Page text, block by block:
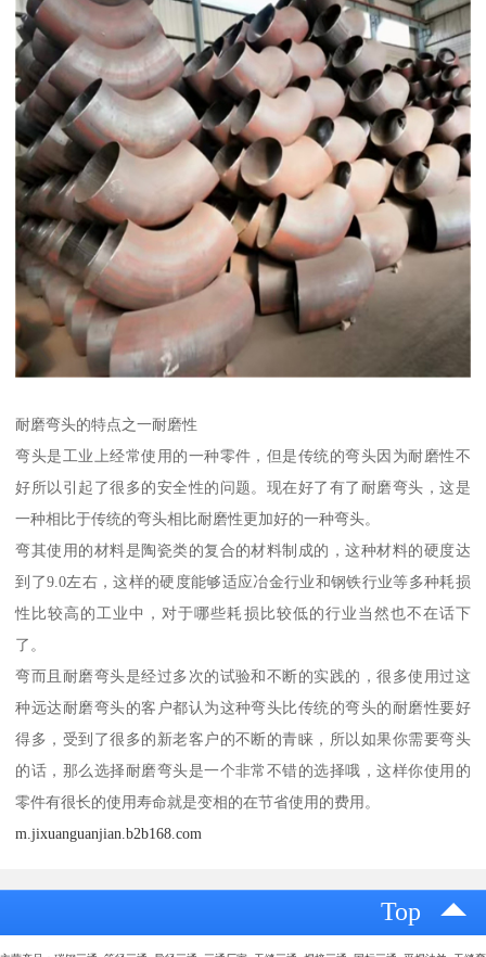
耐磨弯头的特点之一耐磨性
弯头是工业上经常使用的一种零件，但是传统的弯头因为耐磨性不
好所以引起了很多的安全性的问题。现在好了有了耐磨弯头，这是
一种相比于传统的弯头相比耐磨性更加好的一种弯头。
弯其使用的材料是陶瓷类的复合的材料制成的，这种材料的硬度达
到了9.0左右，这样的硬度能够适应冶金行业和钢铁行业等多种耗损
性比较高的工业中，对于哪些耗损比较低的行业当然也不在话下
了。
弯而且耐磨弯头是经过多次的试验和不断的实践的，很多使用过这
种远达耐磨弯头的客户都认为这种弯头比传统的弯头的耐磨性要好
得多，受到了很多的新老客户的不断的青睐，所以如果你需要弯头
的话，那么选择耐磨弯头是一个非常不错的选择哦，这样你使用的
零件有很长的使用寿命就是变相的在节省使用的费用。
m.jixuanguanjian.b2b168.com
Top